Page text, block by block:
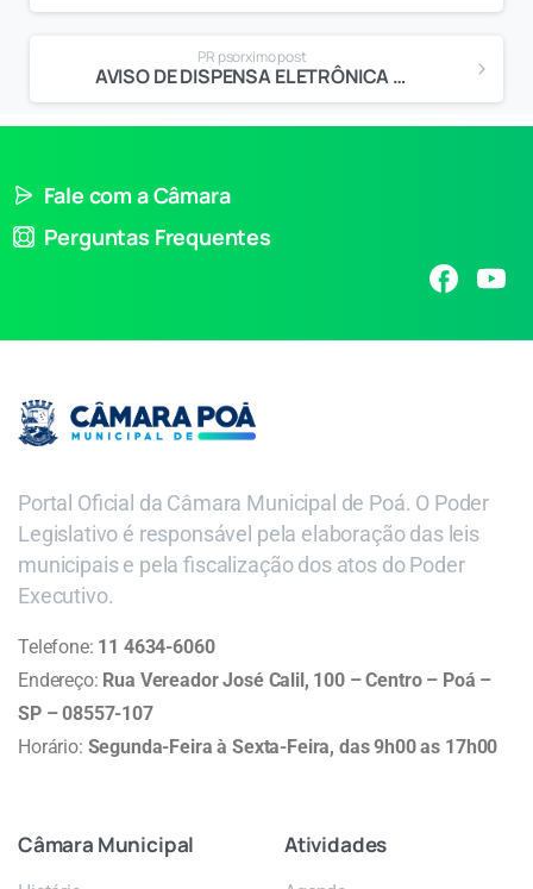
PR psorximo post
AVISO DE DISPENSA ELETRÔNICA Nº 90.009/2024
Fale com a Câmara
Perguntas Frequentes
Portal Oficial da Câmara Municipal de Poá. O Poder
Legislativo é responsável pela elaboração das leis
municipais e pela fiscalização dos atos do Poder
Executivo.
Telefone: 11 4634-6060
Endereço: Rua Vereador José Calil, 100 – Centro – Poá –
SP – 08557-107
Horário: Segunda-Feira à Sexta-Feira, das 9h00 as 17h00
Câmara Municipal Atividades